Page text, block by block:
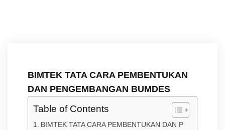
BIMTEK TATA CARA PEMBENTUKAN
DAN PENGEMBANGAN BUMDES
Table of Contents
BIMTEK TATA CARA PEMBENTUKAN DAN P